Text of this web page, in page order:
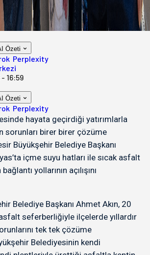
Özeti
Perplexity
16:59
Özeti
Perplexity
hayata geçirdiği yatırımlarla
sorunları birer birer çözüme
Büyükşehir Belediye Başkanı
içme suyu hatları ile sıcak asfalt
yollarının açılışını
Belediye Başkanı Ahmet Akın, 20
seferberliğiyle ilçelerde yıllardır
tek tek çözüme
Belediyesinin kendi